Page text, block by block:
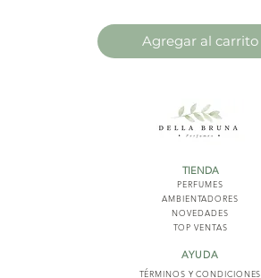
Agregar al carrito
TIENDA
PERFUMES
AMBIENTADORES
NOVEDADES
TOP VENTAS
AYUDA
TÉRMINOS Y CONDICIONES